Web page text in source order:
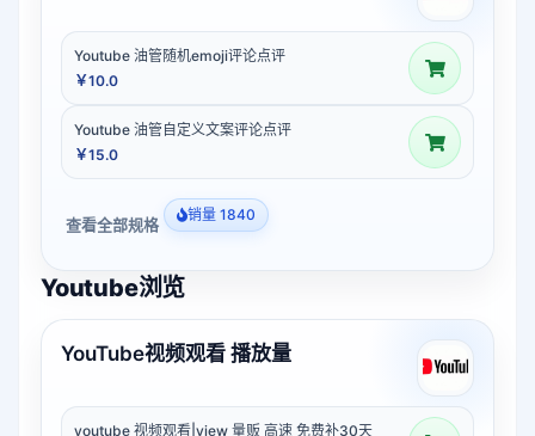
Youtube 油管随机emoji评论点评
￥10.0
Youtube 油管自定义文案评论点评
￥15.0
查看全部规格 销量 1840
Youtube浏览
YouTube视频观看 播放量
youtube 视频观看|view 量贩 高速 免费补30天